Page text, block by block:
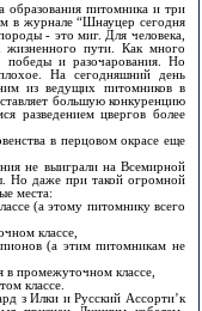
питомника и три
в журнале “Шнауцер сегодня
- это миг. Для человека,
пути. Как много
победы и разочарования. Но
плохое. На сегодняшний день
из ведущих питомников в
большую конкуренцию
разведением цвергов более
в перцовом окрасе еще
не выиграли на Всемирной
Но даже при такой огромной
места:
(а этому питомнику всего
классе,
(а этим питомникам не
промежуточном классе,
классе.
з Илки и Русский Ассорти’к